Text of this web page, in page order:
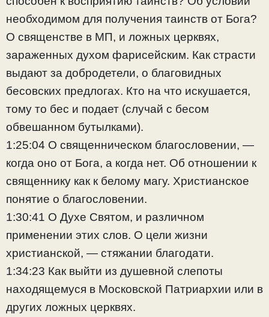
необходимом для получения таинств от Бога?
О священстве в МП, и ложных церквях,
зараженных духом фарисейским. Как страсти
выдают за добродетели, о благовидных
бесовских предлогах. Кто на что искушается,
тому то бес и подает (случай с бесом
обвешанном бутылками).
1:25:04 О священническом благословении, —
когда оно от Бога, а когда нет. Об отношении к
священнику как к белому магу. Христианское
понятие о благословении.
1:30:41 О Духе Святом, и различном
применении этих слов. О цели жизни
христианской, — стяжании благодати.
1:34:23 Как выйти из душевной слепоты
находящемуся в Московской Патриархии или в
других ложных церквях.